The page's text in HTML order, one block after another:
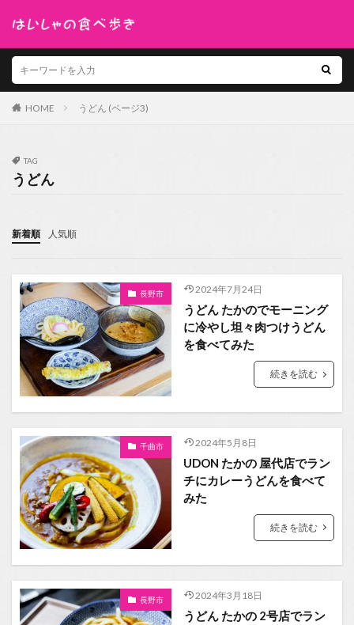
HOME うどん (ページ3)
TAG
うどん
新着順 人気順
長野市 2024年7月24日
うどん たかのでモーニング
に冷やし坦々肉つけうどん
を食べてみた
続きを読む
千曲市 2024年5月8日
UDON たかの 屋代店でラン
チにカレーうどんを食べて
みた
続きを読む
長野市 2024年3月18日
うどん たかの 2号店でラン